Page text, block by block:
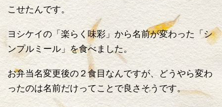
こせたんです。
ヨシケイの「楽らく味彩」から名前が変わった「シ
ンプルミール」を食べました。
お弁当名変更後の２食目なんですが、どうやら変わ
ったのは名前だけってことで良さそうです。